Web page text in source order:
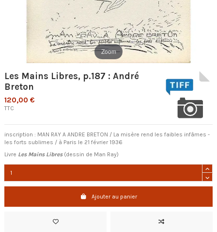
Zoom
Les Mains Libres, p.187 : André
Breton
120,00 €
TTC
inscription : MAN RAY A ANDRE BRETON / La misère rend les faibles infâmes -
les forts sublimes / à Paris le 21 février 1936
Livre Les Mains Libres(dessin de Man Ray)
Ajouter au panier